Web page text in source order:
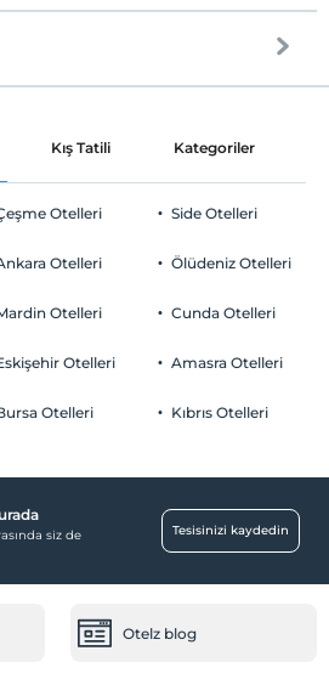
ulaşabilirsiniz.
ücretsizdir.
politkası yoktur
alanlar ve tüm odalar
Halka Açık Otopark
ücretsizdir.
Kış Tatili Kategoriler
Otelleri
Otelleri
Otelleri
Otelleri
Otelleri
Side Otelleri
Ölüdeniz Otelleri
Cunda Otelleri
Amasra Otelleri
Kıbrıs Otelleri
siz de
Tesisinizi kaydedin
Otelz blog